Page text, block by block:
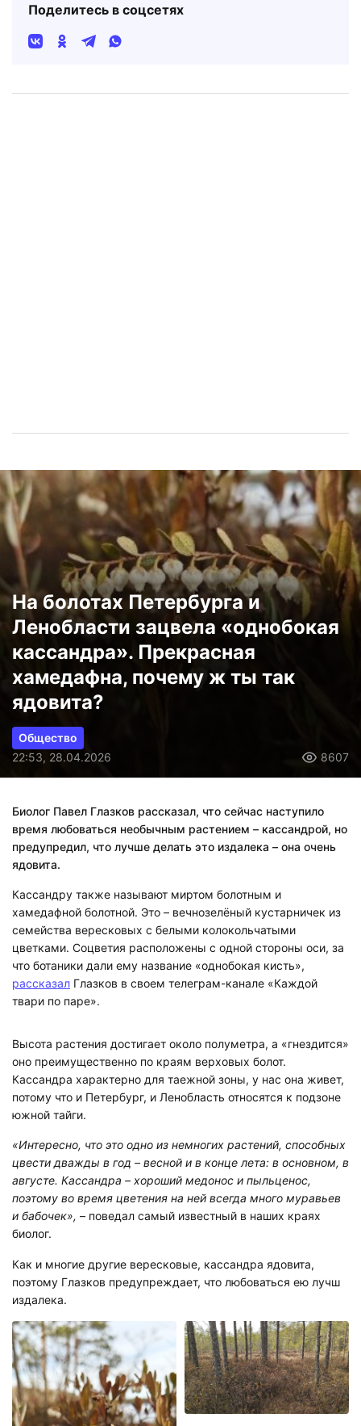
Поделитесь в соцсетях
На болотах Петербурга и
Ленобласти зацвела «однобокая
кассандра». Прекрасная
хамедафна, почему ж ты так
ядовита?
Общество
22:53, 28.04.2026
8607
Биолог Павел Глазков рассказал, что сейчас наступило
время любоваться необычным растением – кассандрой, но
предупредил, что лучше делать это издалека – она очень
ядовита.
Кассандру также называют миртом болотным и
хамедафной болотной. Это – вечнозелёный кустарничек из
семейства вересковых с белыми колокольчатыми
цветками. Соцветия расположены с одной стороны оси, за
что ботаники дали ему название «однобокая кисть»,
рассказал Глазков в своем телеграм-канале «Каждой
твари по паре».
Высота растения достигает около полуметра, а «гнездится»
оно преимущественно по краям верховых болот.
Кассандра характерно для таежной зоны, у нас она живет,
потому что и Петербург, и Ленобласть относятся к подзоне
южной тайги.
«Интересно, что это одно из немногих растений, способных
цвести дважды в год – весной и в конце лета: в основном, в
августе. Кассандра – хороший медонос и пыльценос,
поэтому во время цветения на ней всегда много муравьев
и бабочек», – поведал самый известный в наших краях
биолог.
Как и многие другие вересковые, кассандра ядовита,
поэтому Глазков предупреждает, что любоваться ею лучш
издалека.